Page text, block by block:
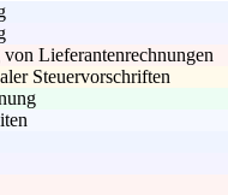
Lieferantenrechnungen
Steuervorschriften